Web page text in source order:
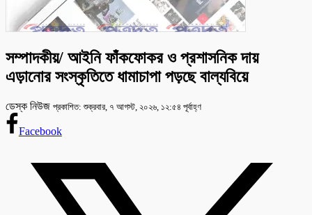
সম্পাদকীয়/ আইনি ফাঁকফোকর ও প্রশাসনিক দায়
এড়ানোর সংস্কৃতিতে ধামাচাপা পড়ছে বাল্যবিয়ে
ডেস্ক নিউজ প্রকাশিত: শুক্রবার, ৭ আগস্ট, ২০২৬, ১২:৫৪ পূর্বাহ্ণ
Facebook